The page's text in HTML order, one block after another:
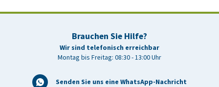
Brauchen Sie Hilfe?
Wir sind telefonisch erreichbar
Montag bis Freitag: 08:30 - 13:00 Uhr
Senden Sie uns eine WhatsApp-Nachricht